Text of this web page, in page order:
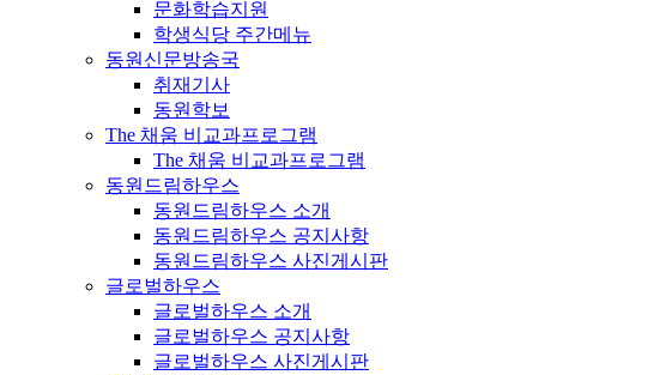
문화학습지원
학생식당 주간메뉴
동원신문방송국
취재기사
동원학보
The 채움 비교과프로그램
The 채움 비교과프로그램
동원드림하우스
동원드림하우스 소개
동원드림하우스 공지사항
동원드림하우스 사진게시판
글로벌하우스
글로벌하우스 소개
글로벌하우스 공지사항
글로벌하우스 사진게시판